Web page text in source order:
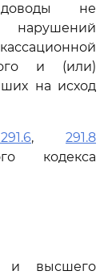
доводы не
нарушений
и (или)
на исход
, 291.8
кодекса
и высшего